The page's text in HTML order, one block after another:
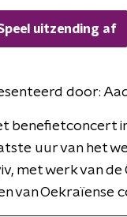
uitzending af
door:
benefietconcert
uur van het
met werk van
van Oekraïense